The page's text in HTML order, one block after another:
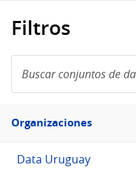
Filtros
conjuntos
de
Filtro
Organizaciones
Organizaciones
Data Uruguay